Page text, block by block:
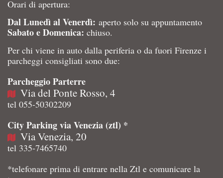
Orari di apertura:
Dal Lunedì al Venerdì: aperto solo su appuntamento
Sabato e Domenica: chiuso.
Per chi viene in auto dalla periferia o da fuori Firenze i
parcheggi consigliati sono due:
Parcheggio Parterre
Via del Ponte Rosso, 4
tel 055-50302209
City Parking via Venezia (ztl) *
Via Venezia, 20
tel 335-7465740
*telefonare prima di entrare nella Ztl e comunicare la